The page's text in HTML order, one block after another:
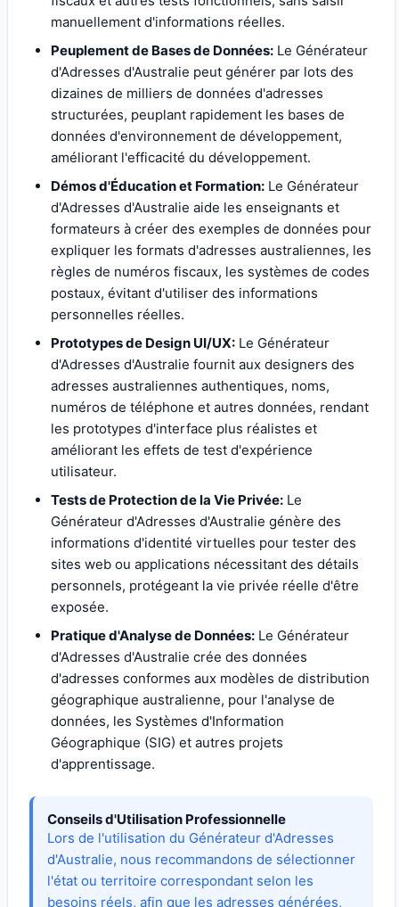
manuellement d'informations réelles.
Peuplement de Bases de Données: Le Générateur
d'Adresses d'Australie peut générer par lots des
dizaines de milliers de données d'adresses
structurées, peuplant rapidement les bases de
données d'environnement de développement,
améliorant l'efficacité du développement.
Démos d'Éducation et Formation: Le Générateur
d'Adresses d'Australie aide les enseignants et
formateurs à créer des exemples de données pour
expliquer les formats d'adresses australiennes, les
règles de numéros fiscaux, les systèmes de codes
postaux, évitant d'utiliser des informations
personnelles réelles.
Prototypes de Design UI/UX: Le Générateur
d'Adresses d'Australie fournit aux designers des
adresses australiennes authentiques, noms,
numéros de téléphone et autres données, rendant
les prototypes d'interface plus réalistes et
améliorant les effets de test d'expérience
utilisateur.
Tests de Protection de la Vie Privée: Le
Générateur d'Adresses d'Australie génère des
informations d'identité virtuelles pour tester des
sites web ou applications nécessitant des détails
personnels, protégeant la vie privée réelle d'être
exposée.
Pratique d'Analyse de Données: Le Générateur
d'Adresses d'Australie crée des données
d'adresses conformes aux modèles de distribution
géographique australienne, pour l'analyse de
données, les Systèmes d'Information
Géographique (SIG) et autres projets
d'apprentissage.
Conseils d'Utilisation Professionnelle
Lors de l'utilisation du Générateur d'Adresses
d'Australie, nous recommandons de sélectionner
l'état ou territoire correspondant selon les
besoins réels, afin que les adresses générées,